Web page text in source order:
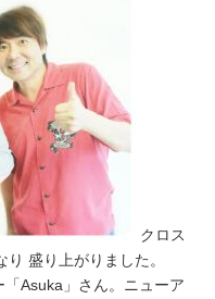
クロス
盛り上がりました。
「Asuka」さん。ニューア